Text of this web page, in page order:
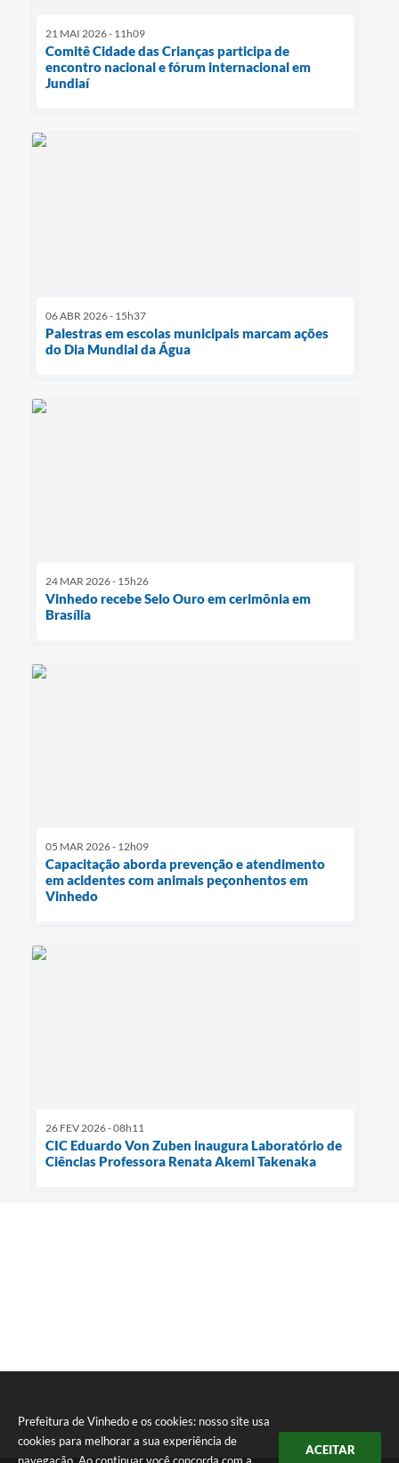
Prefeitura de Vinhedo e os cookies: nosso site usa
cookies para melhorar a sua experiência de
ACEITAR
21 MAI 2026 - 11h09
Comitê Cidade das Crianças participa de
encontro nacional e fórum internacional em
Jundiaí
06 ABR 2026 - 15h37
Palestras em escolas municipais marcam ações
do Dia Mundial da Água
24 MAR 2026 - 15h26
Vinhedo recebe Selo Ouro em cerimônia em
Brasília
05 MAR 2026 - 12h09
Capacitação aborda prevenção e atendimento
em acidentes com animais peçonhentos em
Vinhedo
26 FEV 2026 - 08h11
CIC Eduardo Von Zuben inaugura Laboratório de
Ciências Professora Renata Akemi Takenaka